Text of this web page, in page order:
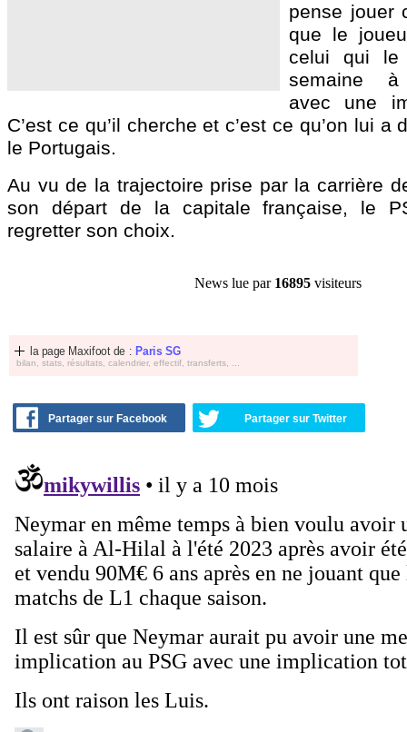
pense jouer
que le
celui qui le
semaine à
avec une
C’est ce qu’il cherche et c’est ce qu’on lui a
le Portugais.
Au vu de la trajectoire prise par la carrière
son départ de la capitale française, le
regretter son choix.
News lue par 16895 visiteurs
la page Maxifoot de : Paris SG
bilan, stats, résultats, calendrier, effectif, transferts, ...
Partager sur Facebook Partager sur Twitter